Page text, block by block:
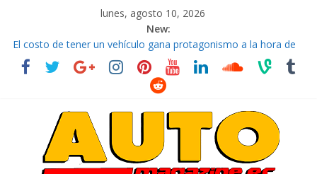
lunes, agosto 10, 2026
New:
La FEDAK recibe 12 Sinotruk Bolden para cubrir las rutas de La
Vuelta
El costo de tener un vehículo gana protagonismo a la hora de
¿Qué puede pasar con tu vehículo si permanece varios días sin
La Vuelta al Ecuador 2026, edición 47ª, recorre 7 provincias en 8